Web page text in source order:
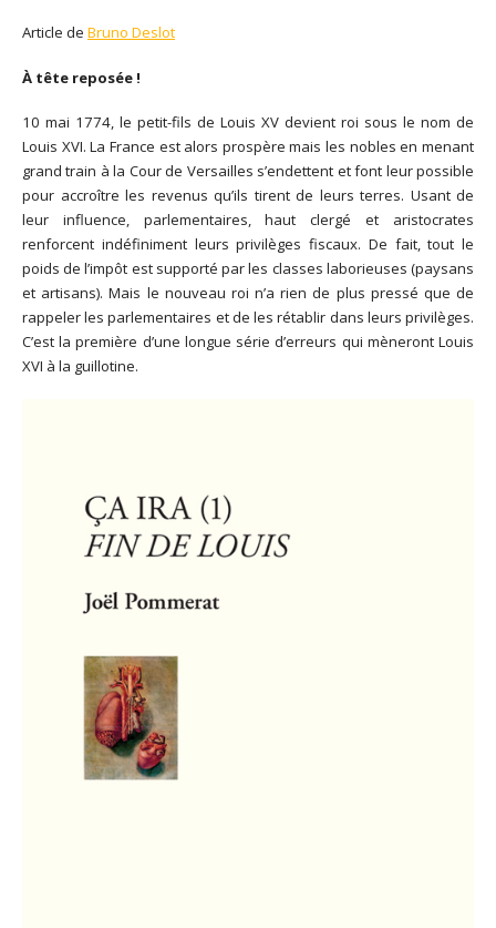
Article de Bruno Deslot
À tête reposée !
10 mai 1774, le petit-fils de Louis XV devient roi sous le nom de
Louis XVI. La France est alors prospère mais les nobles en menant
grand train à la Cour de Versailles s’endettent et font leur possible
pour accroître les revenus qu’ils tirent de leurs terres. Usant de
leur influence, parlementaires, haut clergé et aristocrates
renforcent indéfiniment leurs privilèges fiscaux. De fait, tout le
poids de l’impôt est supporté par les classes laborieuses (paysans
et artisans). Mais le nouveau roi n’a rien de plus pressé que de
rappeler les parlementaires et de les rétablir dans leurs privilèges.
C’est la première d’une longue série d’erreurs qui mèneront Louis
XVI à la guillotine.